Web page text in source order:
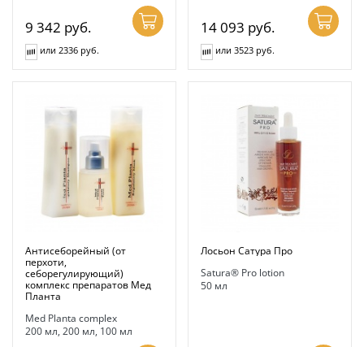
9 342 руб.
или 2336 руб.
14 093 руб.
или 3523 руб.
Антисеборейный (от
перхоти,
себорегулирующий)
комплекс препаратов Мед
Планта
Med Planta complex
200 мл, 200 мл, 100 мл
Лосьон Сатура Про
Satura® Pro lotion
50 мл